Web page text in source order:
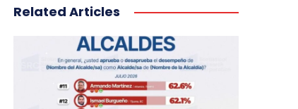
Related Articles